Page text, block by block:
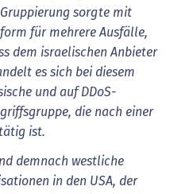
sorgte mit
für mehrere Ausfälle,
dem israelischen Anbieter
es sich bei diesem
und auf DDoS-
die nach einer
ist.
demnach westliche
in den USA, der